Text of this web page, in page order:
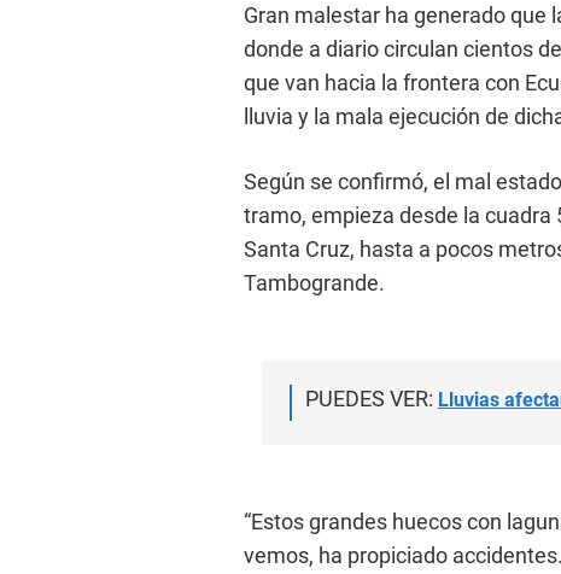
Gran malestar ha generado que
donde a diario circulan cientos
que van hacia la frontera con
lluvia y la mala ejecución de
Según se confirmó, el mal
tramo, empieza desde la cuadra
Santa Cruz, hasta a pocos
Tambogrande.
PUEDES VER: Lluvias
“Estos grandes huecos con
vemos, ha propiciado